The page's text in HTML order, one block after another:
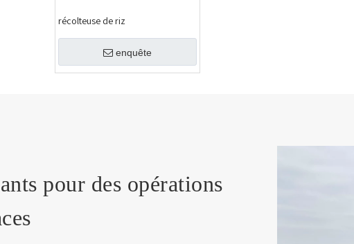
récolteuse de riz
enquête
pour des opérations